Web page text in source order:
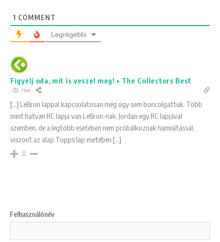
1 COMMENT
Legrégebbi
Figyelj oda, mit is veszel meg! • The Collectors Best
1 éve
[…] LeBron lappal kapcsolatosan még úgy sem boncolgattuk. Több
mint hatvan RC lapja van LeBron-nak, Jordan egy RC lapjával
szemben, de a legtöbb esetében nem próbálkoznak hamisítással,
viszont az alap Topps lap esetében […]
0
Felhasználónév